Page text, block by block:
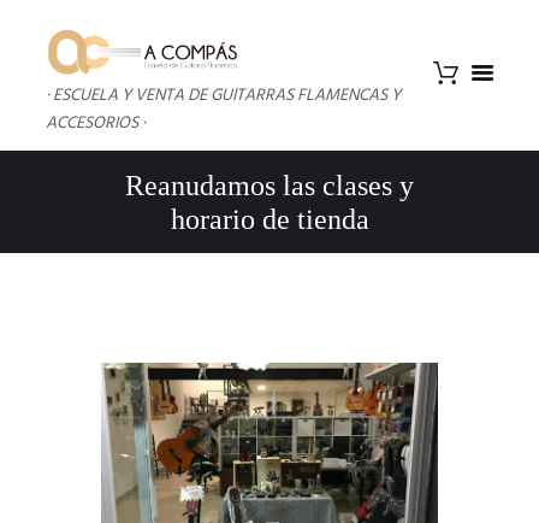
· ESCUELA Y VENTA DE GUITARRAS FLAMENCAS Y
ACCESORIOS ·
Reanudamos las clases y
horario de tienda